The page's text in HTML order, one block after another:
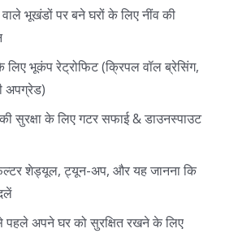
वाले भूखंडों पर बने घरों के लिए नींव की
भूकंप रेट्रोफिट (क्रिपल वॉल ब्रेसिंग,
अपग्रेड)
सुरक्षा के लिए गटर सफाई & डाउनस्पाउट
शेड्यूल, ट्यून-अप, और यह जानना कि
अपने घर को सुरक्षित रखने के लिए